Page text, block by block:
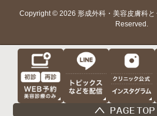
Copyright © 2026 形成外科・美容皮膚科
Reserved.